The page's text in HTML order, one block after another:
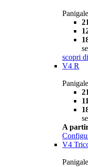
scopri
V4 R
A
V4